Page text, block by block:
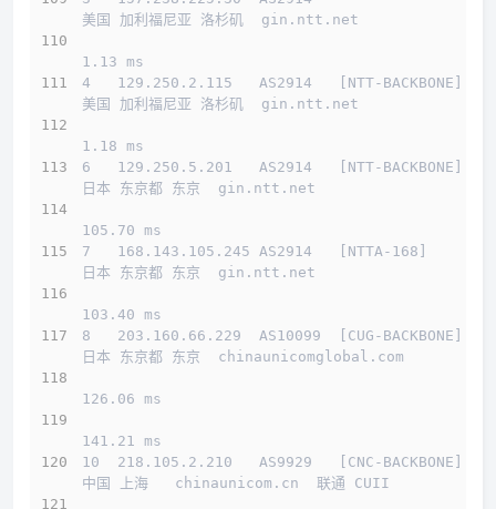
美国 加利福尼亚 洛杉矶  gin.ntt.net
1.13 ms
4   129.250.2.115   AS2914   [NTT-BACKBONE]
美国 加利福尼亚 洛杉矶  gin.ntt.net
1.18 ms
6   129.250.5.201   AS2914   [NTT-BACKBONE]
日本 东京都 东京  gin.ntt.net
105.70 ms
7   168.143.105.245 AS2914   [NTTA-168]
日本 东京都 东京  gin.ntt.net
103.40 ms
8   203.160.66.229  AS10099  [CUG-BACKBONE]
日本 东京都 东京  chinaunicomglobal.com
126.06 ms
141.21 ms
10  218.105.2.210   AS9929   [CNC-BACKBONE]
中国 上海   chinaunicom.cn  联通 CUII